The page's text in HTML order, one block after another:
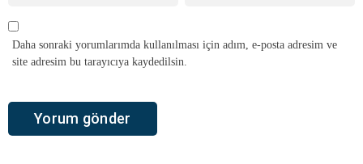
Daha sonraki yorumlarımda kullanılması için adım, e-posta adresim ve
site adresim bu tarayıcıya kaydedilsin.